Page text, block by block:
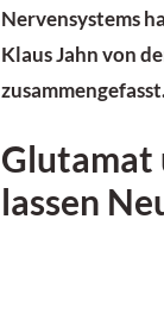
Nervensystems
Klaus Jahn von
Glutamat
lassen